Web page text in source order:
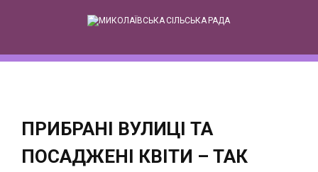
to
ПРИБРАНІ ВУЛИЦІ ТА
ПОСАДЖЕНІ КВІТИ – ТАК